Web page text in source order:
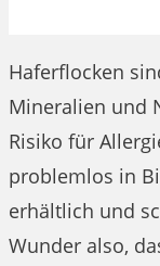
Haferflocken
Mineralien und
Risiko für
problemlos in
erhältlich und
Wunder also,